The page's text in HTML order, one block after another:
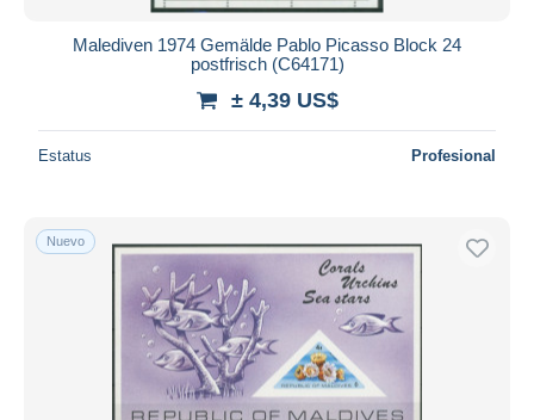
Malediven 1974 Gemälde Pablo Picasso Block 24
postfrisch (C64171)
± 4,39 US$
Estatus Profesional
Nuevo